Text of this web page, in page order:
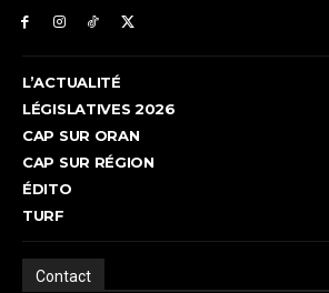
L’ACTUALITÉ
LÉGISLATIVES 2026
CAP SUR ORAN
CAP SUR RÉGION
ÉDITO
TURF
Contact